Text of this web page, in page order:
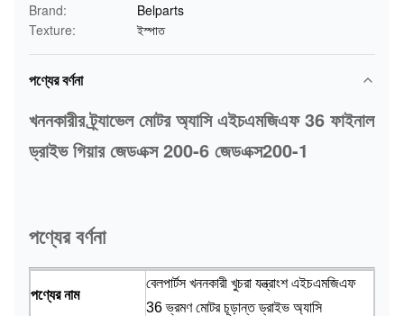
Brand:
Belparts
Texture:
ইস্পাত
পণ্যের বর্ণনা
খননকারীর ট্র্যাভেল মোটর অ্যাসি এইচএমজিএফ 36 ফাইনাল
ড্রাইভ গিয়ার জেডএক্স 200-6 জেডএক্স200-1
পণ্যের বর্ণনা
পণ্যের নাম
বেলপার্টস খননকারী খুচরা যন্ত্রাংশএইচএমজিএফ
36ভ্রমণ মোটর চূড়ান্ত ড্রাইভ অ্যাসি